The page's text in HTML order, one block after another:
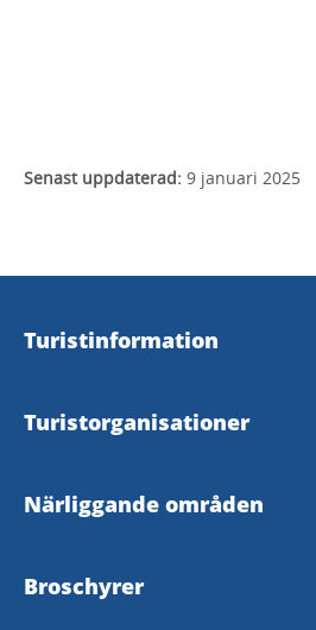
Senast uppdaterad: 9 januari 2025
Turistinformation
Visit Dalsland Center
Dals-Eds InfoPoint
Turistorganisationer
Visit Dalsland AB
Närliggande områden
Bohuslän
Broschyrer